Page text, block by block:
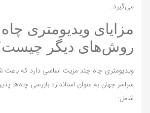
می‌گیرد.
مزایای ویدیومتری
روش‌های دیگر
ویدیومتری چاه چند مزیت اساسی دارد که باعث
سراسر جهان به عنوان استاندارد بازرسی چاه‌ها
شامل: